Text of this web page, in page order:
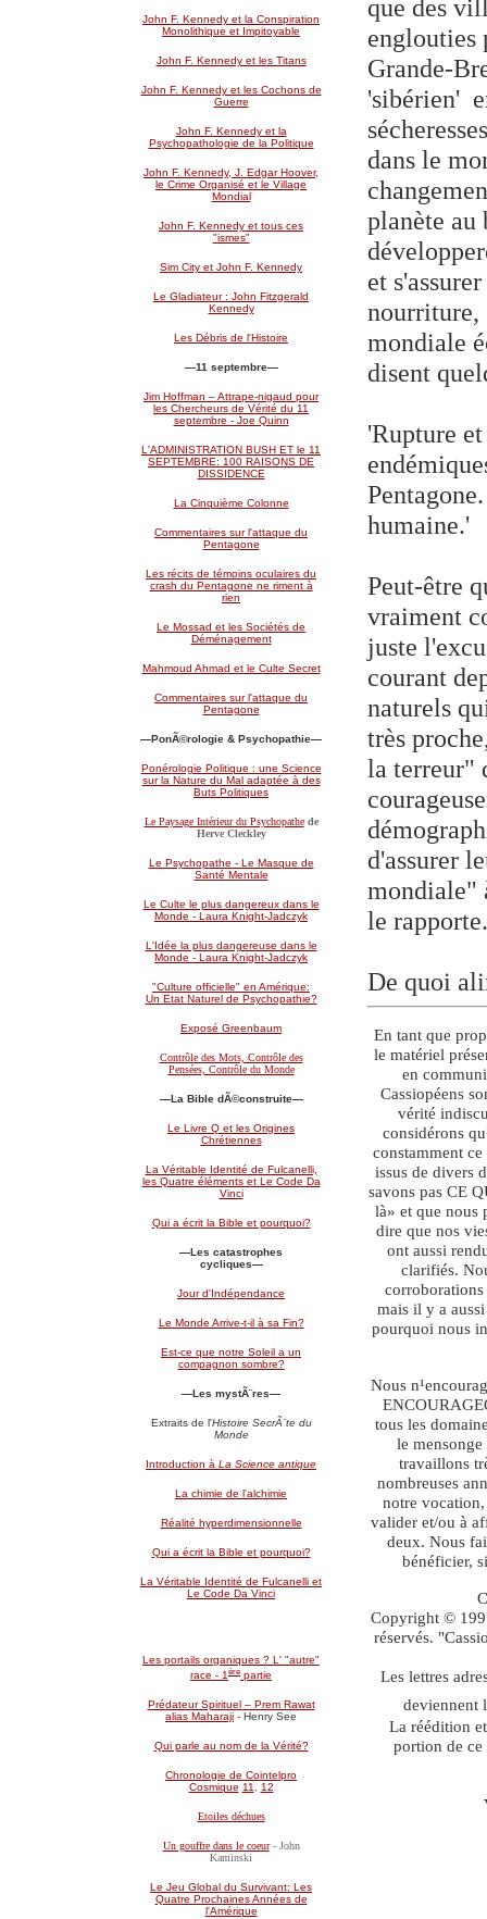
John F. Kennedy et la Conspiration
Monolithique et Impitoyable
John F. Kennedy et les Titans
John F. Kennedy et les Cochons de
Guerre
John F. Kennedy et la
Psychopathologie de la Politique
John F. Kennedy, J. Edgar Hoover,
le Crime Organisé et le Village
Mondial
John F. Kennedy et tous ces
"ismes"
Sim City et John F. Kennedy
Le Gladiateur : John Fitzgerald
Kennedy
Les Débris de l'Histoire
—11 septembre—
Jim Hoffman – Attrape-nigaud pour
les Chercheurs de Vérité du 11
septembre - Joe Quinn
L'ADMINISTRATION BUSH ET le 11
SEPTEMBRE: 100 RAISONS DE
DISSIDENCE
La Cinquième Colonne
Commentaires sur l'attaque du
Pentagone
Les récits de témoins oculaires du
crash du Pentagone ne riment à
rien
Le Mossad et les Sociétés de
Déménagement
Mahmoud Ahmad et le Culte Secret
Commentaires sur l'attaque du
Pentagone
—PonÃ©rologie & Psychopathie—
Ponérologie Politique : une Science
sur la Nature du Mal adaptée à des
Buts Politiques
Le Paysage Intérieur du Psychopathe de
Herve Cleckley
Le Psychopathe - Le Masque de
Santé Mentale
Le Culte le plus dangereux dans le
Monde - Laura Knight-Jadczyk
L'Idée la plus dangereuse dans le
Monde - Laura Knight-Jadczyk
"Culture officielle" en Amérique:
Un Etat Naturel de Psychopathie?
Exposé Greenbaum
Contrôle des Mots, Contrôle des
Pensées, Contrôle du Monde
—La Bible dÃ©construite—
Le Livre Q et les Origines
Chrétiennes
La Véritable Identité de Fulcanelli,
les Quatre éléments et Le Code Da
Vinci
Qui a écrit la Bible et pourquoi?
—Les catastrophes
cycliques—
Jour d'Indépendance
Le Monde Arrive-t-il à sa Fin?
Est-ce que notre Soleil a un
compagnon sombre?
—Les mystÃ¨res—
Extraits de l'Histoire SecrÃ¨te du
Monde
Introduction à La Science antique
La chimie de l'alchimie
Réalité hyperdimensionnelle
Qui a écrit la Bible et pourquoi?
La Véritable Identité de Fulcanelli et
Le Code Da Vinci
Les portails organiques ? L' "autre"
race - 1ère partie
Prédateur Spirituel – Prem Rawat
alias Maharaji - Henry See
Qui parle au nom de la Vérité?
Chronologie de Cointelpro
Cosmique 11, 12
Etoiles déchues
Un gouffre dans le coeur- John
Kaminski
Le Jeu Global du Survivant: Les
Quatre Prochaines Années de
l'Amérique
que des
englouties
Grande-
'sibérien'
dans le
planète au
et
nourriture,
mondiale
disent
'Rupture
humaine.'
Peut-être
vraiment
juste
courant
naturels
très
la terreur"
d'assurer
mondiale"
le rapporte.
De quoi
En tant que
le matériel
en
Cassiopéens
vérité
considérons
constamment
issus de divers
savons pas CE
là» et que nous
dire que nos
ont aussi
clarifiés.
corroborations
mais il y a
pourquoi nous
Nous
tous les
le
travaillons
nombreuses
notre
valider et/ou à
deux. Nous
bénéficier,
Copyright ©
réservés.
Les lettres
deviennent
La réédition
portion de ce